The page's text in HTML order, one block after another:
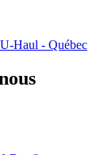
U-Haul - Québec